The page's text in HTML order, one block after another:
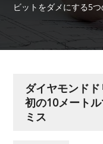
ビットをダメにする5つ
ダイヤモンド
初の10メート
ミス